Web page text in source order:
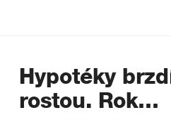
Hypotéky
rostou. Rok…